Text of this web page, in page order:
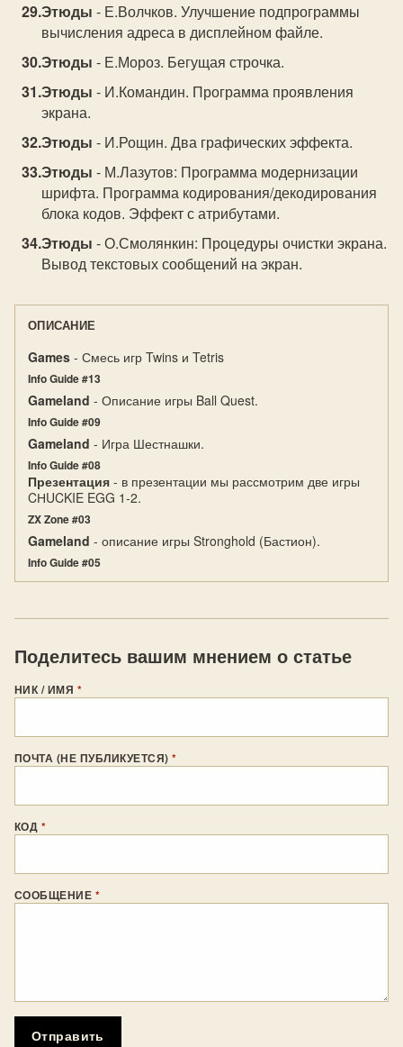
Этюды - Е.Волчков. Улучшение подпрограммы
вычисления адреса в дисплейном файле.
Этюды - Е.Мороз. Бегущая строчка.
Этюды - И.Командин. Программа проявления
экрана.
Этюды - И.Рощин. Два графических эффекта.
Этюды - М.Лазутов: Программа модернизации
шрифта. Программа кодирования/декодирования
блока кодов. Эффект с атрибутами.
Этюды - О.Смолянкин: Процедуры очистки экрана.
Вывод текстовых сообщений на экран.
ОПИСАНИЕ
Games - Смесь игр Twins и Tetris
Info Guide #13
Gameland - Описание игры Ball Quest.
Info Guide #09
Gameland - Игра Шестнашки.
Info Guide #08
Презентация - в презентации мы рассмотрим две игры
CНUCKIE EGG 1-2.
ZX Zone #03
Gameland - описание игры Stronghold (Бастион).
Info Guide #05
Поделитесь вашим мнением о статье
НИК / ИМЯ *
ПОЧТА (НЕ ПУБЛИКУЕТСЯ)*
КОД *
СООБЩЕНИЕ *
Отправить